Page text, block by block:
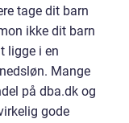
tage dit barn
ikke dit barn
ligge i en
Mange
på dba.dk og
gode